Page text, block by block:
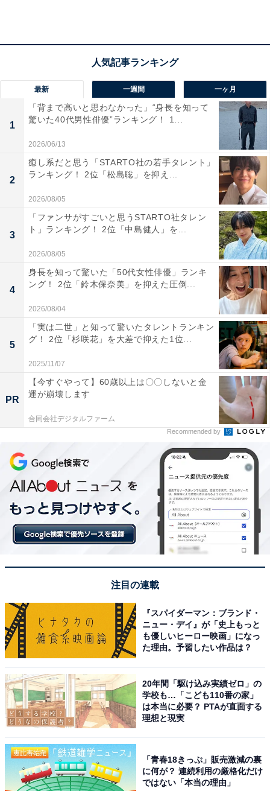
2位：便利な住環境がある「三重郡朝日町」
「三重郡朝日町」は、東は川越町、北は桑名市、南は四
日市市と隣接。町内には、旧東海道、国道1号、伊勢湾
岸自動車道みえ朝日ICなどが走っています。さらに、鉄
道ではJR関西本線と近鉄名古屋線の2駅を有するなど交
通アクセス環境が充実。国道1号線沿いには多くの商業
1位：昨年4位からランクアップ！の「三重郡川越
町」
県北部に位置する「三重郡川越町」。員弁川を境に桑名
また、同町では小学校区ごとに児童館を整備するなど、
子育てサービスが充実しています。
＞5位までのランキング結果を全て見る
【おすすめ記事】
・
兵庫県の住みここち（自治体）ランキング！ 2位「西宮
市」、1位は？
最新 一週間 一ヶ月
1
「背まで高いと思わなかった」“身長を知って
驚いた40代男性俳優”ランキング！ 1...
2026/06/13
2
癒し系だと思う「STARTO社の若手タレント」
ランキング！ 2位「松島聡」を抑え...
2026/08/05
3
「ファンサがすごいと思うSTARTO社タレン
ト」ランキング！ 2位「中島健人」を...
2026/08/05
4
身長を知って驚いた「50代女性俳優」ランキ
ング！ 2位「鈴木保奈美」を抑えた圧倒...
2026/08/04
5
「実は二世」と知って驚いたタレントランキン
グ！ 2位「杉咲花」を大差で抑えた1位...
2025/11/07
PR
【今すぐやって】60歳以上は〇〇しないと金
運が崩壊します
合同会社デジタルファーム
Recommended by
注目の連載
『スパイダーマン：ブランド・
ニュー・デイ』が「史上もっと
も優しいヒーロー映画」になっ
た理由。予習したい作品は？
20年間「駆け込み実績ゼロ」の
学校も…「こども110番の家」
は本当に必要？ PTAが直面する
理想と現実
「青春18きっぷ」販売激減の裏
に何が？ 連続利用の厳格化だけ
ではない「本当の理由」